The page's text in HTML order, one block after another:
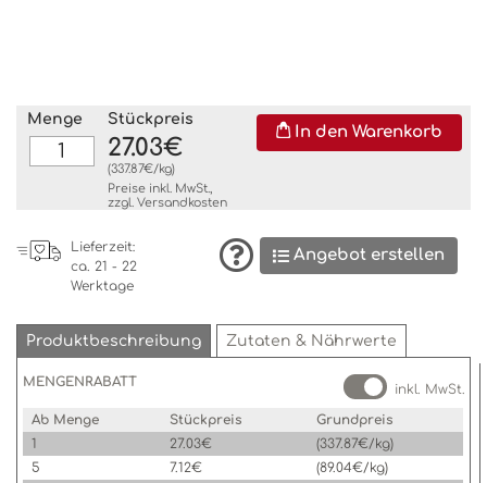
Menge Stückpreis
27.03€
(337.87€/kg)
Preise inkl. MwSt.,
zzgl. Versandkosten
In den Warenkorb
Lieferzeit:
ca. 21 - 22
Werktage
Angebot erstellen
Produktbeschreibung Zutaten & Nährwerte
MENGENRABATT
inkl. MwSt.
Ab Menge
Stückpreis
Grundpreis
1
27.03€
(337.87€/kg)
5
7.12€
(89.04€/kg)